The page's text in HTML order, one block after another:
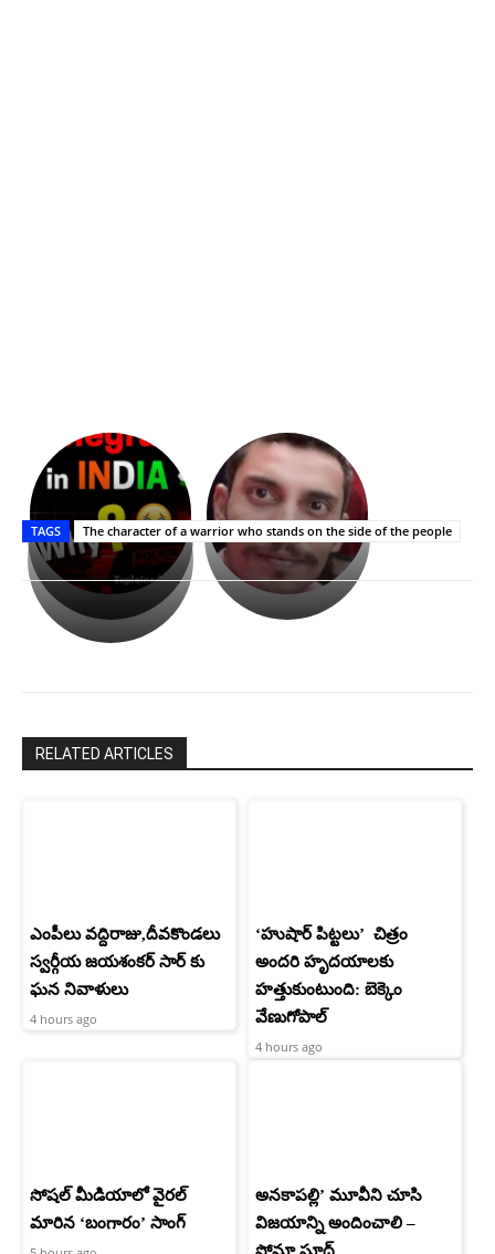
భగవంతుని
ప్రసాదం
తీర్థం..తులసీదళం
లేకుండా
అసంపూర్ణం
కేజీఎఫ్
సినిమాతో
పాన్
ఇండియా
స్టార్
హీరోయిన్‏గా
శ్రీనిధి
Upasana:
భర్తపై
రివెంజ్
తీర్చుకున్న
ఉపాసన..
పాపం
రామ్
TAGS The character of a warrior who stands on the side of the people
RELATED ARTICLES
ఎంపీలు వద్దిరాజు,దీవకొండలు
స్వర్గీయ జయశంకర్ సార్ కు
ఘన నివాళులు
4 hours ago
‘హుషార్‌ పిట్టలు’ చిత్రం
అందరి హృదయాలకు
హత్తుకుంటుంది: బెక్కెం
వేణుగోపాల్‌
4 hours ago
సోషల్ మీడియాలో వైరల్
మారిన ‘బంగారం’ సాంగ్
అనకాపల్లి’ మూవీని చూసి
విజయాన్ని అందించాలి –
సోనూ సూద్